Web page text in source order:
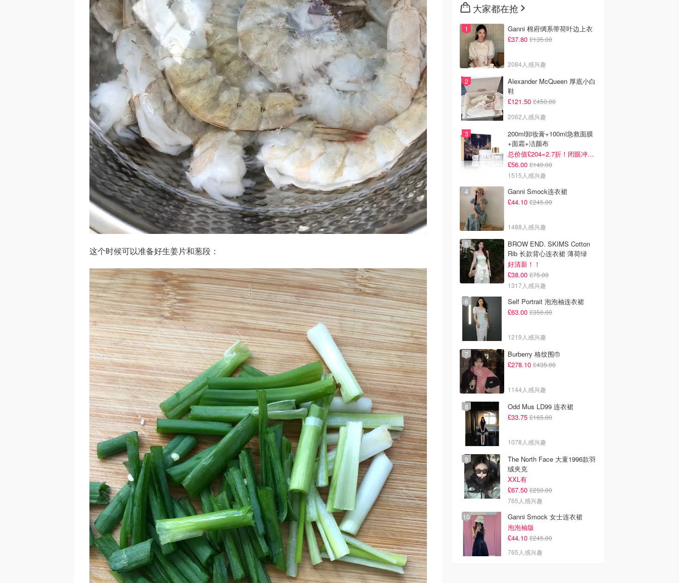
这个时候可以准备好生姜片和葱段：
大家都在抢
Ganni 棉府绸系带荷叶边上衣
£37.80 £135.00
2084人感兴趣
Alexander McQueen 厚底小白
鞋
£121.50 £450.00
2062人感兴趣
200ml卸妆膏+100ml急救面膜
+面霜+洁颜布
总价值£204=2.7折！闭眼冲这套！
£56.00 £140.00
1515人感兴趣
Ganni Smock连衣裙
£44.10 £245.00
1488人感兴趣
BROW END. SKIMS Cotton
Rib 长款背心连衣裙 薄荷绿
好清新！！
£38.00 £75.00
1317人感兴趣
Self Portrait 泡泡袖连衣裙
£63.00 £350.00
1219人感兴趣
Burberry 格纹围巾
£278.10 £435.00
1144人感兴趣
Odd Mus LD99 连衣裙
£33.75 £165.00
1078人感兴趣
The North Face 大童1996款羽
绒夹克
XXL有
£67.50 £250.00
765人感兴趣
Ganni Smock 女士连衣裙
泡泡袖版
£44.10 £245.00
765人感兴趣